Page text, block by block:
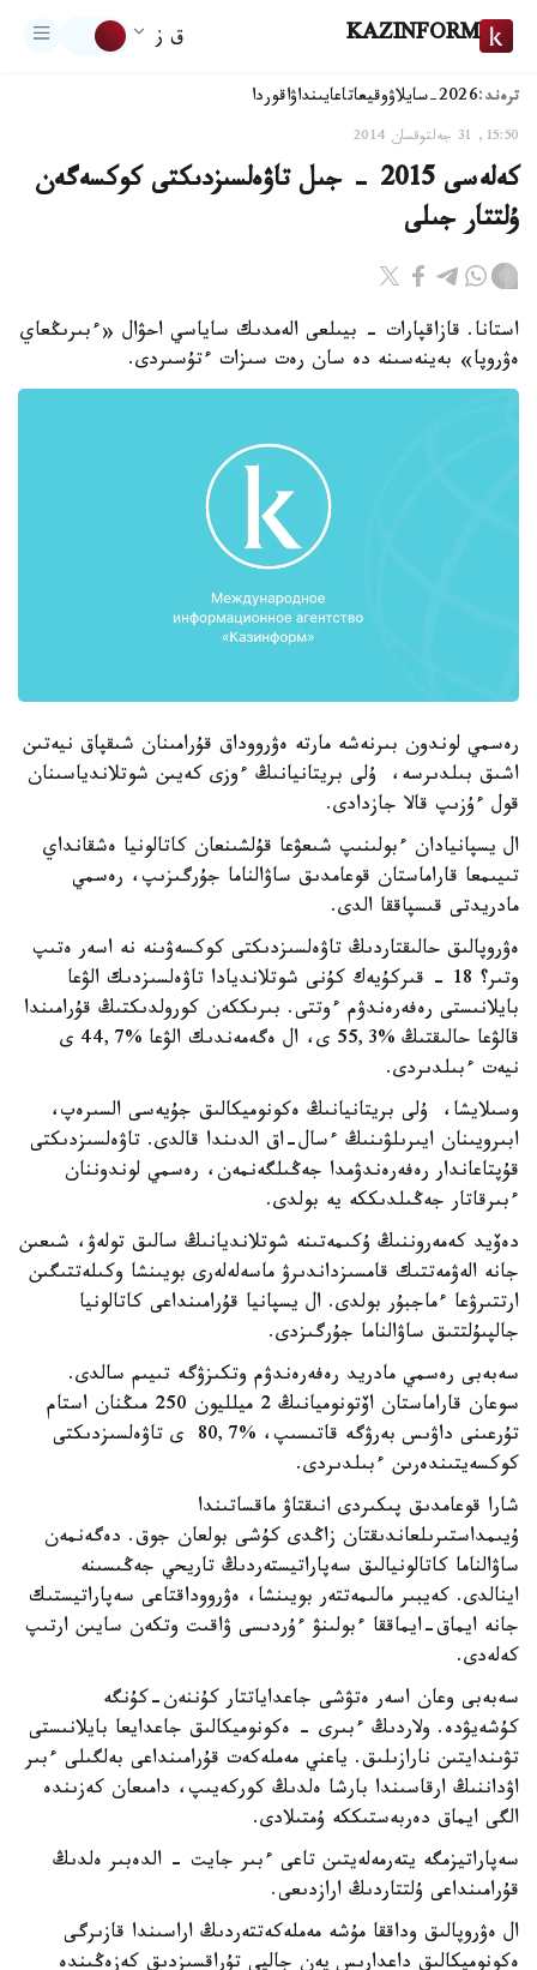
KAZINFORM ق ز
ترەند:2026-سايلاۋ وقيعاتاعايىنداۋاقوردا
15:50, 31 جەلتوقسان 2014
كەلەسى 2015 - جىل تاۋەلسىزدىكتى كوكسەگەن
ۇلتتار جىلى
استانا. قازاقپارات - بيىلعى الەمدىك ساياسي احۋال «ءبىرىڭعاي
ەۋروپا» بەينەسىنە دە سان رەت سىزات ءتۇسىردى.
رەسمي لوندون بىرنەشە مارتە ەۋرووداق قۇرامىنان شىقپاق نيەتىن
اشىق بىلدىرسە، ۇلى بريتانيانىڭ ءوزى كەيىن شوتلاندياسىنان
قول ءۇزىپ قالا جازدادى.
ال يسپانيادان ءبولىنىپ شىعۋعا قۇلشىنعان كاتالونيا ەشقانداي
تىيىمعا قاراماستان قوعامدىق ساۋالناما جۇرگىزىپ، رەسمي
مادريدتى قىسپاققا الدى.
ەۋروپالىق حالىقتاردىڭ تاۋەلسىزدىكتى كوكسەۋىنە نە اسەر ەتىپ
وتىر؟ 18 - قىركۇيەك كۇنى شوتلانديادا تاۋەلسىزدىك الۋعا
بايلانىستى رەفەرەندۋم ءوتتى. بىرىككەن كورولدىكتىڭ قۇرامىندا
قالۋعا حالىقتىڭ %55,3 ى، ال ەگەمەندىك الۋعا %44,7 ى
نيەت ءبىلدىردى.
وسىلايشا، ۇلى بريتانيانىڭ ەكونوميكالىق جۇيەسى السىرەپ،
ابىرويىنان ايىرىلۋىنىڭ ءسال-اق الدىندا قالدى. تاۋەلسىزدىكتى
قۇپتاعاندار رەفەرەندۋمدا جەڭىلگەنمەن، رەسمي لوندوننان
ءبىرقاتار جەڭىلدىككە يە بولدى.
دەۆيد كەمەروننىڭ ۇكىمەتىنە شوتلانديانىڭ سالىق تولەۋ، شىعىن
جانە الەۋمەتتىك قامسىزداندىرۋ ماسەلەلەرى بويىنشا وكىلەتتىگىن
ارتتىرۋعا ءماجبۇر بولدى. ال يسپانيا قۇرامىنداعى كاتالونيا
جالپىۇلتتىق ساۋالناما جۇرگىزدى.
سەبەبى رەسمي مادريد رەفەرەندۋم وتكىزۋگە تىيىم سالدى.
سوعان قاراماستان اۆتونوميانىڭ 2 ميلليون 250 مىڭنان استام
تۇرعىنى داۋىس بەرۋگە قاتىسىپ، %80,7 ى تاۋەلسىزدىكتى
كوكسەيتىندەرىن ءبىلدىردى.
شارا قوعامدىق پىكىردى انىقتاۋ ماقساتىندا
ۇيىمداستىرىلعاندىقتان زاڭدى كۇشى بولعان جوق. دەگەنمەن
ساۋالناما كاتالونيالىق سەپاراتيستەردىڭ تاريحي جەڭىسىنە
اينالدى. كەيبىر مالىمەتتەر بويىنشا، ەۋرووداقتاعى سەپاراتيستىك
جانە ايماق-ايماققا ءبولىنۋ ءۇردىسى ۋاقىت وتكەن سايىن ارتىپ
كەلەدى.
سەبەبى وعان اسەر ەتۋشى جاعداياتتار كۇننەن-كۇنگە
كۇشەيۋدە. ولاردىڭ ءبىرى - ەكونوميكالىق جاعدايعا بايلانىستى
تۋىندايتىن نارازىلىق. ياعني مەملەكەت قۇرامىنداعى بەلگىلى ءبىر
اۋداننىڭ ارقاسىندا بارشا ەلدىڭ كوركەيىپ، دامىعان كەزىندە
الگى ايماق دەربەستىككە ۇمتىلادى.
سەپاراتيزمگە يتەرمەلەيتىن تاعى ءبىر جايت - الدەبىر ەلدىڭ
قۇرامىنداعى ۇلتتاردىڭ ارازدىعى.
ال ەۋروپالىق وداققا مۇشە مەملەكەتتەردىڭ اراسىندا قازىرگى